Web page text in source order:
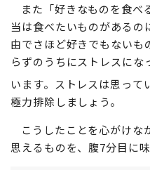
また「好きなものを食べ
当は食べたいものがある
由でさほど好きでもないも
らずのうちにストレスにな
います。ストレスは思って
極力排除しましょう。
こうしたことを心がけな
思えるものを、腹7分目に